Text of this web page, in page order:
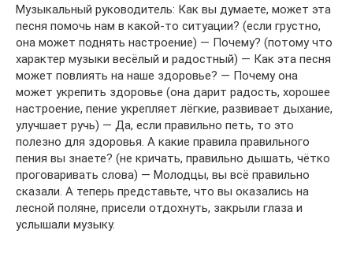
Музыкальный руководитель: Как вы думаете, может эта
песня помочь нам в какой-то ситуации? (если грустно,
она может поднять настроение) — Почему? (потому что
характер музыки весёлый и радостный) — Как эта песня
может повлиять на наше здоровье? — Почему она
может укрепить здоровье (она дарит радость, хорошее
настроение, пение укрепляет лёгкие, развивает дыхание,
улучшает ручь) — Да, если правильно петь, то это
полезно для здоровья. А какие правила правильного
пения вы знаете? (не кричать, правильно дышать, чётко
проговаривать слова) — Молодцы, вы всё правильно
сказали. А теперь представьте, что вы оказались на
лесной поляне, присели отдохнуть, закрыли глаза и
услышали музыку.